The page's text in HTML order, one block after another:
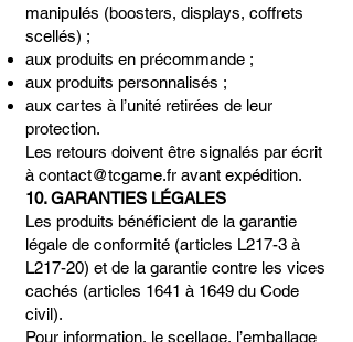
manipulés (boosters, displays, coffrets
scellés) ;
aux produits en précommande ;
aux produits personnalisés ;
aux cartes à l’unité retirées de leur
protection.
Les retours doivent être signalés par écrit
à contact@tcgame.fr avant expédition.
10. GARANTIES LÉGALES
Les produits bénéficient de la garantie
légale de conformité (articles L217-3 à
L217-20) et de la garantie contre les vices
cachés (articles 1641 à 1649 du Code
civil).
Pour information, le scellage, l’emballage